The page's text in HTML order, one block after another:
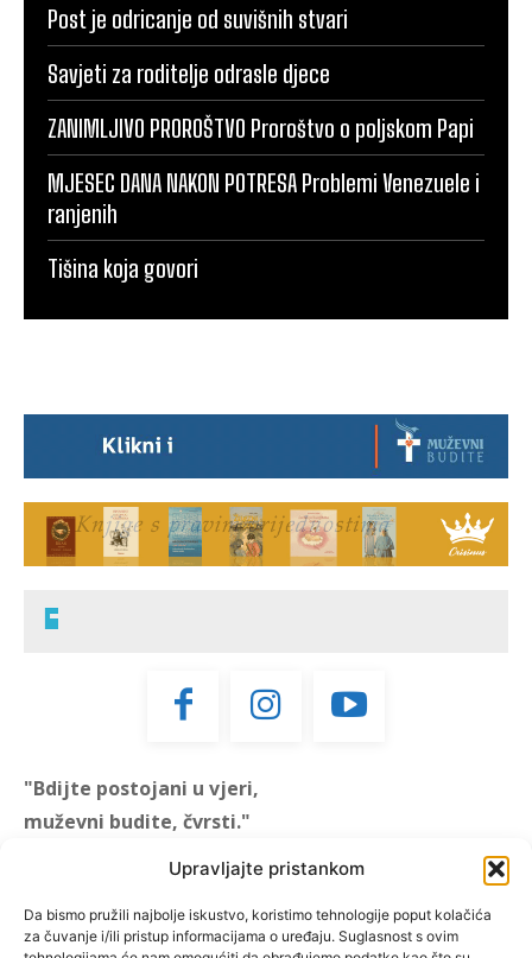
Upravljajte pristankom
Da bismo pružili najbolje iskustvo, koristimo tehnologije poput kolačića
za čuvanje i/ili pristup informacijama o uređaju. Suglasnost s ovim
Post je odricanje od suvišnih stvari
Savjeti za roditelje odrasle djece
ZANIMLJIVO PROROŠTVO Proroštvo o poljskom Papi
MJESEC DANA NAKON POTRESA Problemi Venezuele i
ranjenih
Tišina koja govori
"Bdijte postojani u vjeri,
muževni budite, čvrsti."
"Muževni budite" prvi je
hrvatski portal za katoličke